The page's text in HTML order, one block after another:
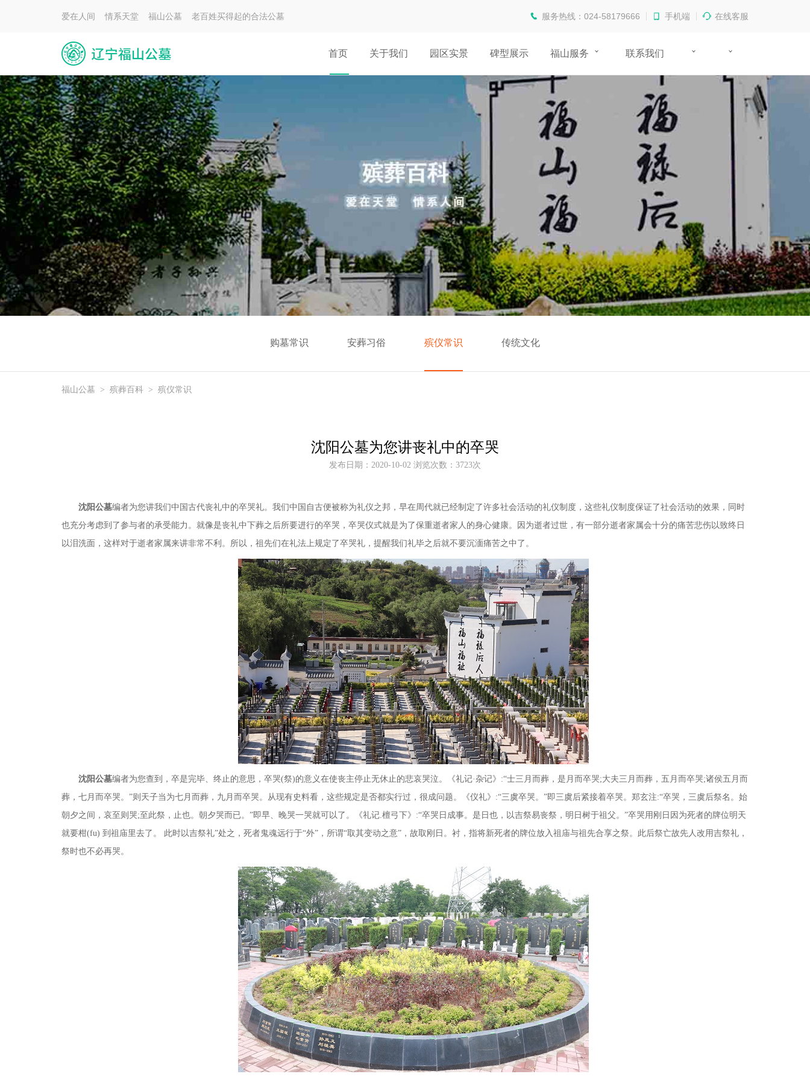
爱在人间 情系天堂 福山公墓 老百姓买得起的合法公墓 服务热线：024-58179666 手机端 在线客服
首页 关于我们 园区实景 碑型展示 福山服务 联系我们
购墓常识 安葬习俗 殡仪常识 传统文化
福山公墓 > 殡葬百科 > 殡仪常识
沈阳公墓为您讲丧礼中的卒哭
发布日期：2020-10-02 浏览次数：3723次
沈阳公墓编者为您讲我们中国古代丧礼中的卒哭礼。我们中国自古便被称为礼仪之邦，早在周代就已经制定了许多社会活动的礼仪制度，这些礼仪制度保证了社会活动的效果，同时
也充分考虑到了参与者的承受能力。就像是丧礼中下葬之后所要进行的卒哭，卒哭仪式就是为了保重逝者家人的身心健康。因为逝者过世，有一部分逝者家属会十分的痛苦悲伤以致终日
以泪洗面，这样对于逝者家属来讲非常不利。所以，祖先们在礼法上规定了卒哭礼，提醒我们礼毕之后就不要沉湎痛苦之中了。
沈阳公墓编者为您查到，卒是完毕、终止的意思，卒哭(祭)的意义在使丧主停止无休止的悲哀哭泣。《礼记·杂记》 :“士三月而葬，是月而卒哭;大夫三月而葬，五月而卒哭;诸侯五月而
葬，七月而卒哭。”则天子当为七月而葬，九月而卒哭。从现有史料看，这些规定是否都实行过，很成问题。《仪礼》 :“三虞卒哭。”即三虞后紧接着卒哭。郑玄注:“卒哭，三虞后祭名。始
朝夕之间，哀至则哭;至此祭，止也。朝夕哭而已。”即早、晚哭一哭就可以了。《礼记.檀弓下》 :“卒哭日成事。是日也，以吉祭易丧祭，明日树于祖父。”卒哭用刚日因为死者的牌位明天
就要柑(fu) 到祖庙里去了。 此时以吉祭礼”处之，死者鬼魂远行于“外”，所谓“取其变动之意”，故取刚日。衬，指将新死者的牌位放入祖庙与祖先合享之祭。此后祭亡故先人改用吉祭礼，
祭时也不必再哭。